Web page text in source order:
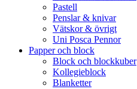
Pastell
Penslar & knivar
Vätskor & övrigt
Uni Posca Pennor
Papper och block
Block och blockkuber
Kollegieblock
Blanketter